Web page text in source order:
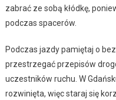
zabrać ze sobą kłódkę,
podczas spacerów.
Podczas jazdy pamiętaj o
przestrzegać przepisów
uczestników ruchu. W
rozwinięta, więc staraj się